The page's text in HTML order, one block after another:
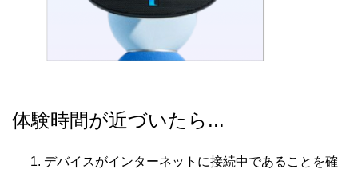
体験時間が近づいたら...
デバイスがインターネットに接続中であることを確